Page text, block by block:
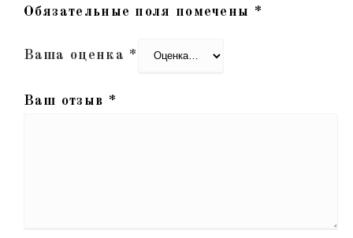
Обязательные поля помечены *
Ваша оценка *
Ваш отзыв *